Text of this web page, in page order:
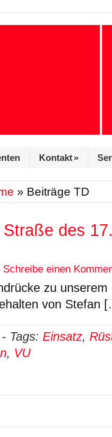
Kontakt»
» Beiträge TD
des
Schreibe einen
zu
von Stefan
Tags: Einsatz,
, VU